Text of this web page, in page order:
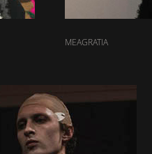
MEAGRATIA